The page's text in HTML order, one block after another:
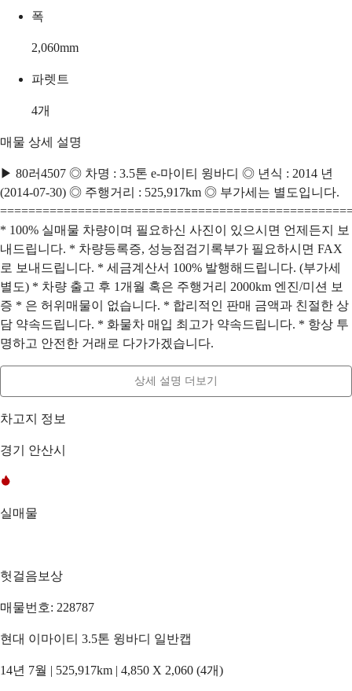
폭
2,060mm
파렛트
4개
매물 상세 설명
▶ 80러4507 ◎ 차명 : 3.5톤 e-마이티 윙바디 ◎ 년식 : 2014 년
(2014-07-30) ◎ 주행거리 : 525,917km ◎ 부가세는 별도입니다.
* 100% 실매물 차량이며 필요하신 사진이 있으시면 언제든지 보
내드립니다. * 차량등록증, 성능점검기록부가 필요하시면 FAX
로 보내드립니다. * 세금계산서 100% 발행해드립니다. (부가세
별도) * 차량 출고 후 1개월 혹은 주행거리 2000km 엔진/미션 보
증 * 은 허위매물이 없습니다. * 합리적인 판매 금액과 친절한 상
담 약속드립니다. * 화물차 매입 최고가 약속드립니다. * 항상 투
명하고 안전한 거래로 다가가겠습니다.
상세 설명 더보기
차고지 정보
경기 안산시
실매물
헛걸음보상
매물번호: 228787
현대 이마이티 3.5톤 윙바디 일반캡
14년 7월 | 525,917km | 4,850 X 2,060 (4개)